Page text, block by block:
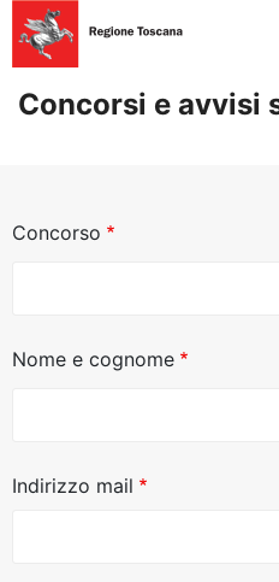
Salta
contenuto
principale
Accedi
Contatti
Concorsi e avvisi
Concorso
Nome e cognome
Indirizzo mail